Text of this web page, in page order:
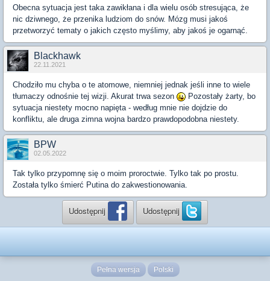
Obecna sytuacja jest taka zawikłana i dla wielu osób stresująca, że
nic dziwnego, że przenika ludziom do snów. Mózg musi jakoś
przetworzyć tematy o jakich często myślimy, aby jakoś je ogarnąć.
Blackhawk
22.11.2021
Chodziło mu chyba o te atomowe, niemniej jednak jeśli inne to wiele
tłumaczy odnośnie tej wizji. Akurat trwa sezon
Pozostały żarty, bo
sytuacja niestety mocno napięta - według mnie nie dojdzie do
konfliktu, ale druga zimna wojna bardzo prawdopodobna niestety.
BPW
02.05.2022
Tak tylko przypomnę się o moim proroctwie. Tylko tak po prostu.
Została tylko śmierć Putina do zakwestionowania.
Udostępnij Udostępnij
Pełna wersja Polski